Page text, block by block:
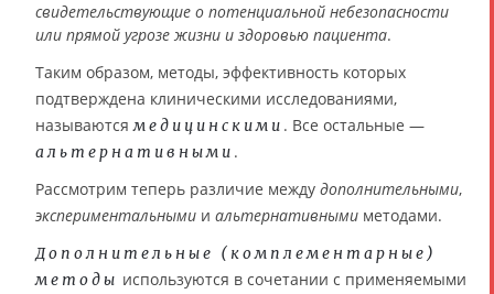
свидетельствующие о потенциальной небезопасности
или прямой угрозе жизни и здоровью пациента.
Таким образом, методы, эффективность которых
подтверждена клиническими исследованиями,
называютсямедицинскими . Все остальные —
альтернативными .
Рассмотрим теперь различие между дополнительными,
экспериментальными и альтернативными методами.
Дополнительные (комплементарные)
методы используются в сочетании с применяемыми